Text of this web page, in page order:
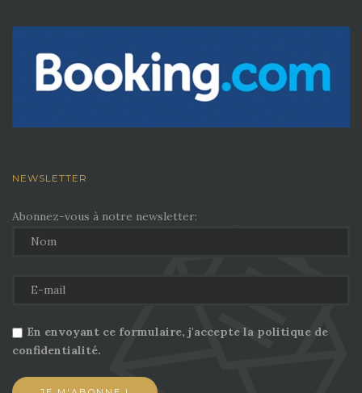
NEWSLETTER
Abonnez-vous à notre newsletter:
En envoyant ce formulaire, j'accepte la politique de
confidentialité.